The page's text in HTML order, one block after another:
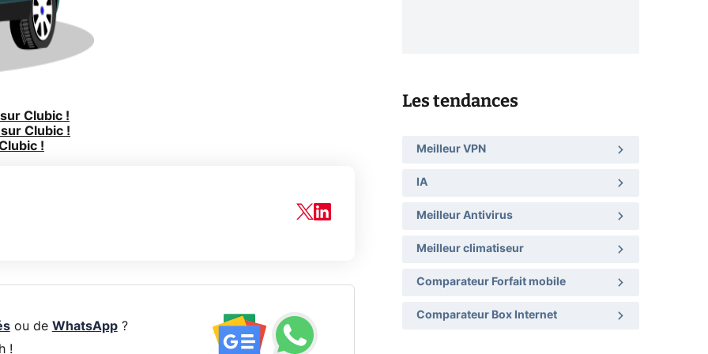
Clubic !
Clubic !
!
ou de WhatsApp?
!
Les tendances
Meilleur VPN
IA
Meilleur Antivirus
Meilleur climatiseur
Comparateur Forfait mobile
Comparateur Box Internet